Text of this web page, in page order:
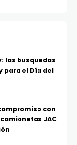
las búsquedas
para el Día del
con
JAC